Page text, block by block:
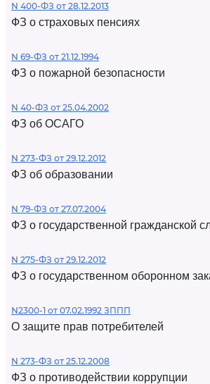
N 400-ФЗ от 28.12.2013
ФЗ о страховых пенсиях
N 69-ФЗ от 21.12.1994
ФЗ о пожарной безопасности
N 40-ФЗ от 25.04.2002
ФЗ об ОСАГО
N 273-ФЗ от 29.12.2012
ФЗ об образовании
N 79-ФЗ от 27.07.2004
ФЗ о государственной гражданской
N 275-ФЗ от 29.12.2012
ФЗ о государственном оборонном
N2300-1 от 07.02.1992 ЗППП
О защите прав потребителей
N 273-ФЗ от 25.12.2008
ФЗ о противодействии коррупции